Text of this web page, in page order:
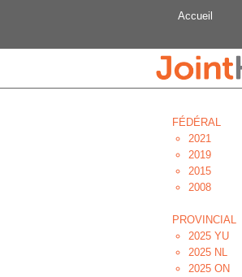
Accueil
FÉDÉRAL
2021
2019
2015
2008
PROVINCIAL
2025 YU
2025 NL
2025 ON